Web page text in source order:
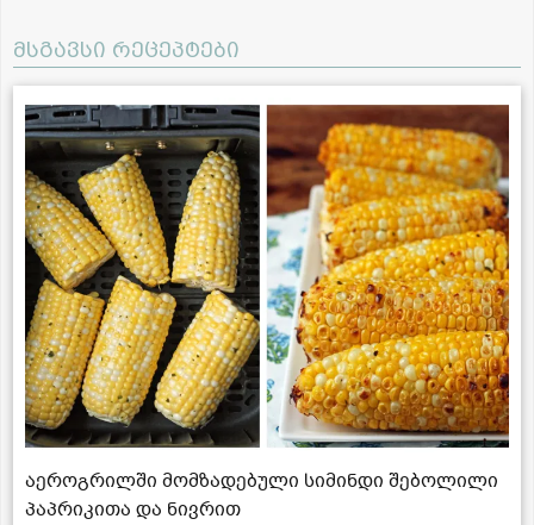
მსგავსი რეცეპტები
აეროგრილში მომზადებული სიმინდი შებოლილი
პაპრიკითა და ნივრით